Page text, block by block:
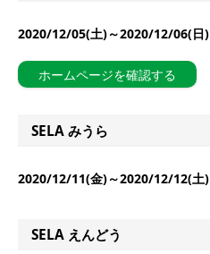
2020/12/05(土)～2020/12/06(日)
ホームページを確認する
SELA みうら
2020/12/11(金)～2020/12/12(土)
SELA えんどう